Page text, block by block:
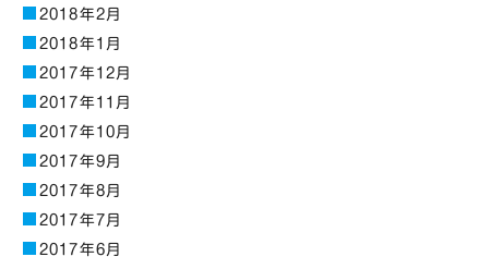
2018年2月
2018年1月
2017年12月
2017年11月
2017年10月
2017年9月
2017年8月
2017年7月
2017年6月